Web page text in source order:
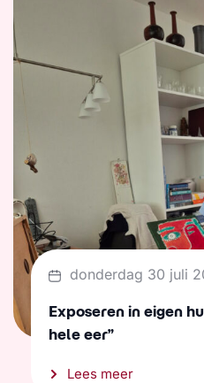
donderdag 30 juli
Exposeren in eigen
hele eer”
Lees meer